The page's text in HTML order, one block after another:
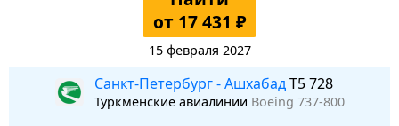
от 17 431 ₽
15 февраля 2027
Санкт-Петербург - АшхабадT5 728
Туркменские авиалинии Boeing 737-800